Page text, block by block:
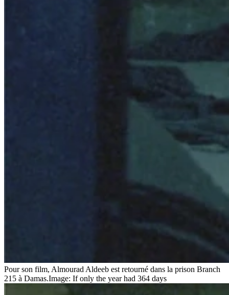
Pour son film, Almourad Aldeeb est retourné dans la prison Branch
215 à Damas.Image: If only the year had 364 days